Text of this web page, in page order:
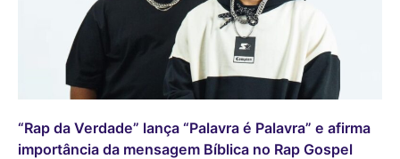
“Rap da Verdade” lança “Palavra é Palavra” e afirma
importância da mensagem Bíblica no Rap Gospel